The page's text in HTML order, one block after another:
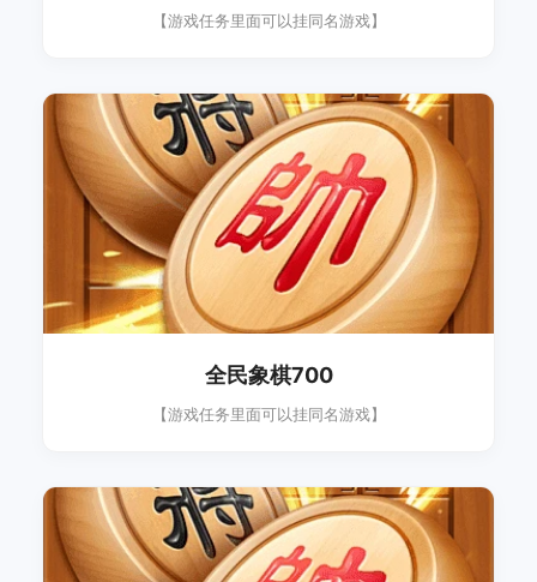
【游戏任务里面可以挂同名游戏】
全民象棋700
【游戏任务里面可以挂同名游戏】